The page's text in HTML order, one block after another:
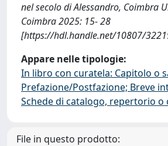
nel secolo di Alessandro, Coimbra
Coimbra 2025: 15- 28
[https://hdl.handle.net/10807/
Appare nelle tipologie:
In libro con curatela: Capitolo o
Prefazione/Postfazione; Breve
Schede di catalogo, repertorio o
File in questo prodotto: